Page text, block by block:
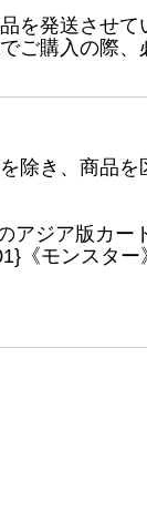
を発送させて
ご購入の際、
除き、商品を
アジア版カー
《モンスター